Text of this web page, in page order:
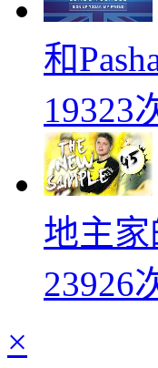
和
19323
地主
23926
×